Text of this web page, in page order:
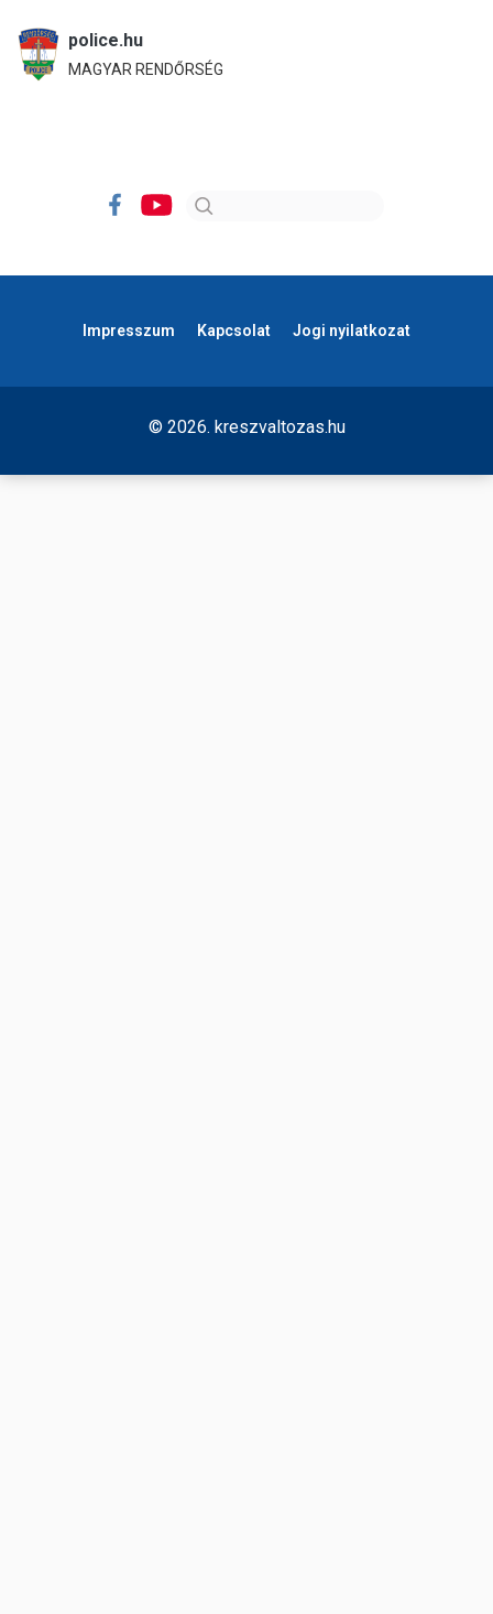
police.hu
MAGYAR RENDŐRSÉG
Impresszum Kapcsolat Jogi nyilatkozat
© 2026. kreszvaltozas.hu